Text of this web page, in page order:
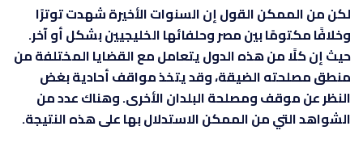
لكن من الممكن القول إن السنوات الأخيرة شهدت توترًا
وخلافًا مكتومًا بين مصر وحلفائها الخليجيين بشكل أو آخر.
حيث إن كلًا من هذه الدول يتعامل مع القضايا المختلفة من
منطق مصلحته الضيقة، وقد يتخذ مواقف أحادية بغض
النظر عن موقف ومصلحة البلدان الأخرى. وهناك عدد من
الشواهد التي من الممكن الاستدلال بها على هذه النتيجة.